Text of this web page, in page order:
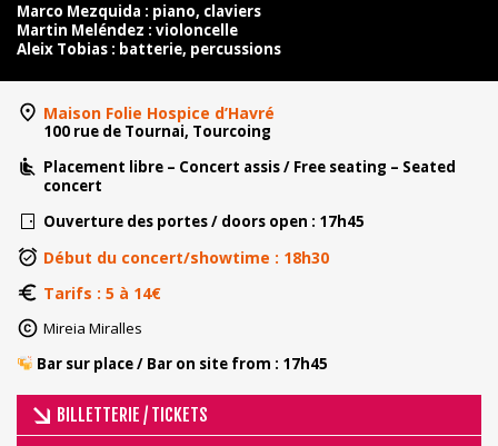
Marco Mezquida : piano, claviers
Martin Meléndez : violoncelle
Aleix Tobias : batterie, percussions
Maison Folie Hospice d’Havré
100 rue de Tournai, Tourcoing
Placement libre – Concert assis / Free seating – Seated
concert
Ouverture des portes / doors open : 17h45
Début du concert/showtime : 18h30
Tarifs : 5 à 14€
Mireia Miralles
​ ​Bar sur place / Bar on site from : 17h45
BILLETTERIE / TICKETS